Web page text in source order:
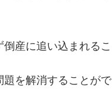
産に追い込まれるこ
を解消することがで